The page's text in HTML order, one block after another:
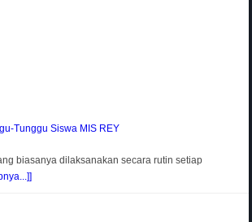
Tunggu Siswa MIS REY
biasanya dilaksanakan secara rutin setiap